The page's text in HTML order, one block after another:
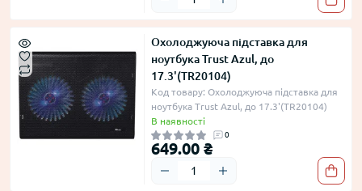
Охолоджуюча підставка для
ноутбука Trust Azul, до
17.3'(TR20104)
Код товару: Охолоджуюча підставка для
ноутбука Trust Azul, до 17.3'(TR20104)
В наявності
0
649.00 ₴